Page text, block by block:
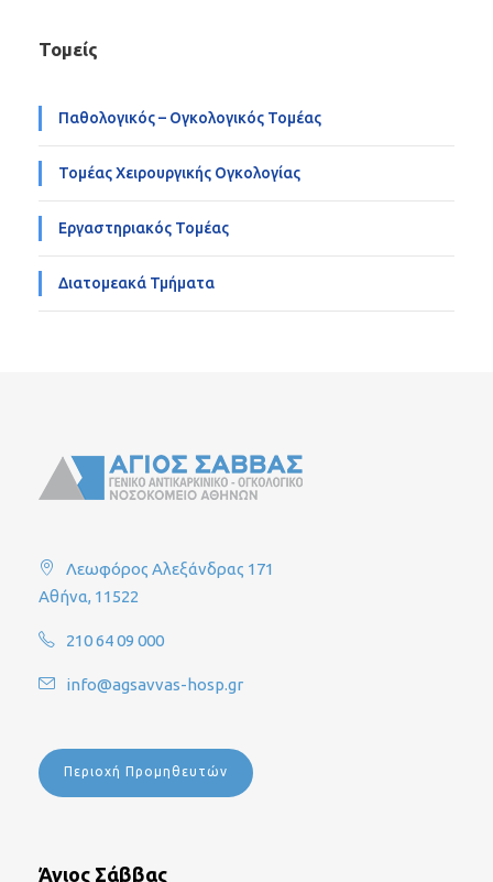
Τομείς
Παθολογικός – Ογκολογικός Τομέας
Τομέας Χειρουργικής Ογκολογίας
Εργαστηριακός Τομέας
Διατομεακά Τμήματα
Λεωφόρος Αλεξάνδρας 171
Αθήνα, 11522
210 64 09 000
info@agsavvas-hosp.gr
Περιοχή Προμηθευτών
Άγιος Σάββας